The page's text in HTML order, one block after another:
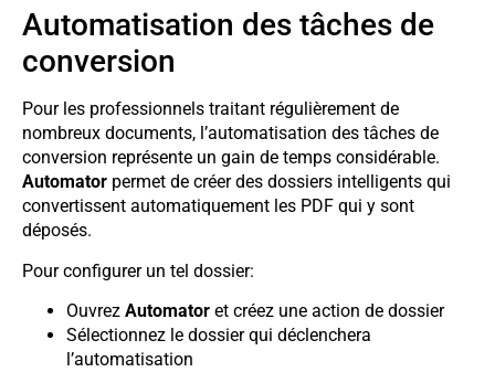
Automatisation des tâches de
conversion
Pour les professionnels traitant régulièrement de
nombreux documents, l’automatisation des tâches de
conversion représente un gain de temps considérable.
Automator permet de créer des dossiers intelligents qui
convertissent automatiquement les PDF qui y sont
déposés.
Pour configurer un tel dossier:
Ouvrez Automator et créez une action de dossier
Sélectionnez le dossier qui déclenchera
l’automatisation